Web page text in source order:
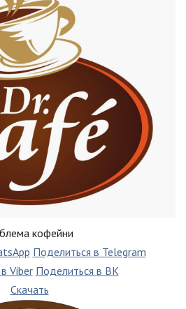
кофейни
Поделиться в Telegram
Viber Поделиться в ВК
Скачать